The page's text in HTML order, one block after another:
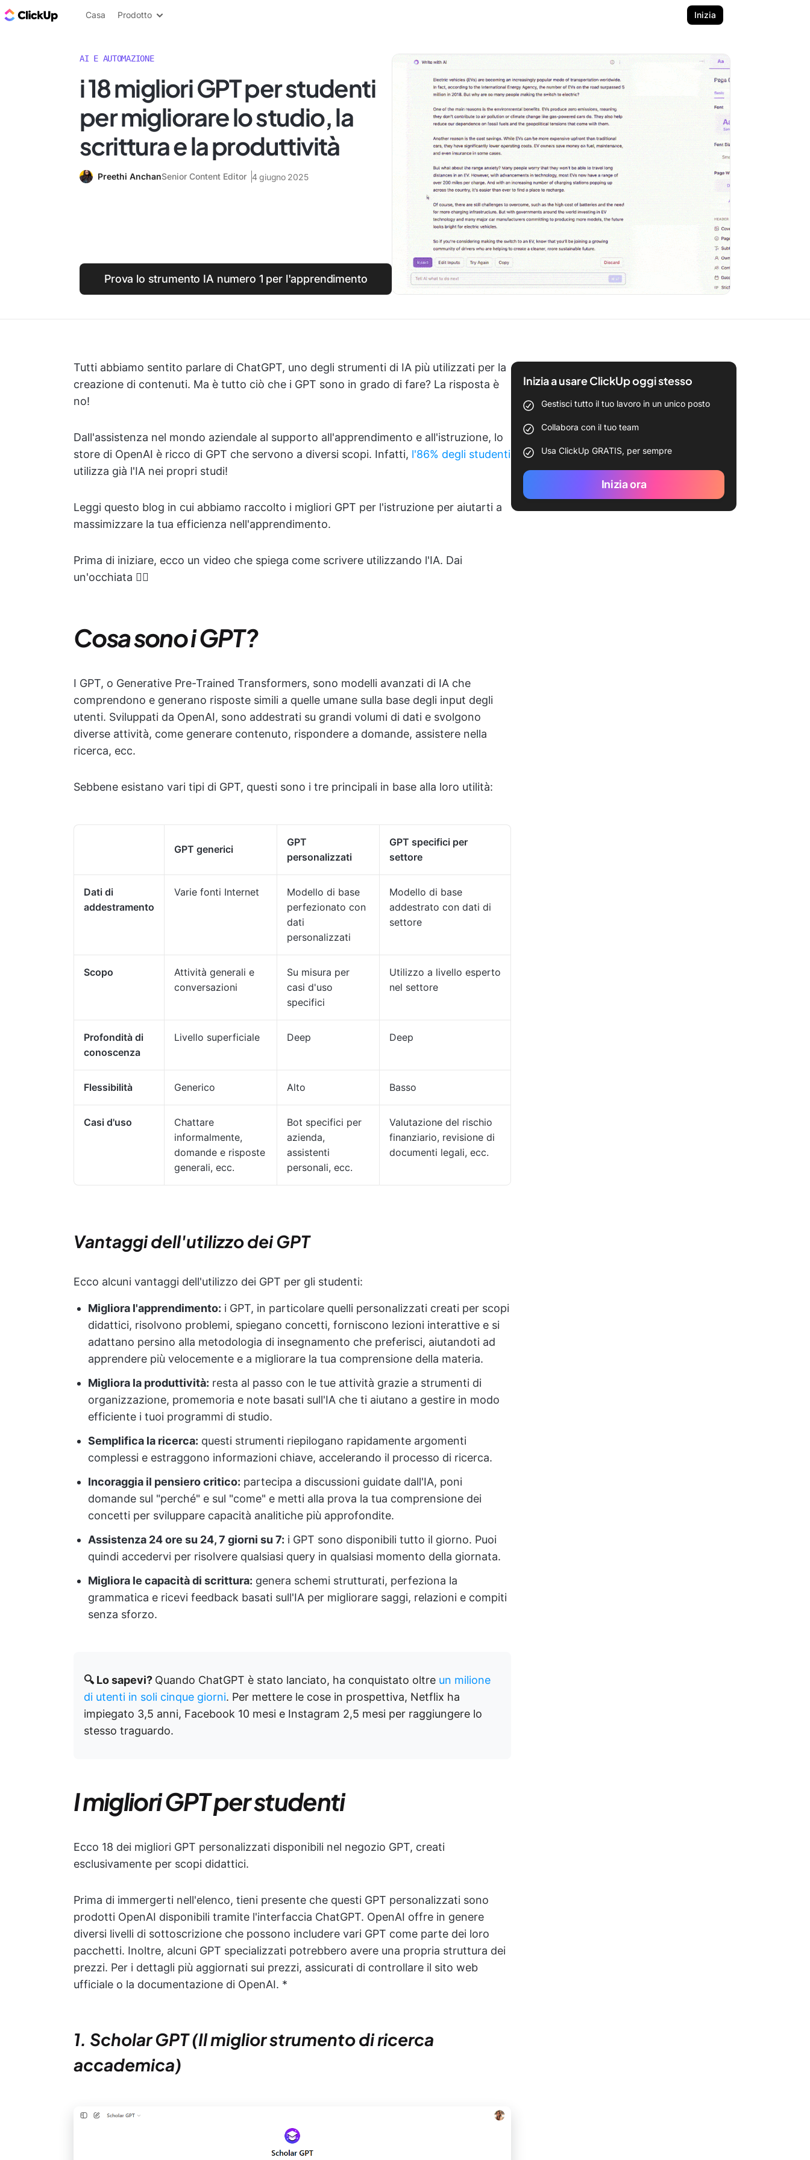
Blog di ClickUp
Casa Prodotto Inizia
AI E AUTOMAZIONE
i 18 migliori GPT per studenti
per migliorare lo studio, la
scrittura e la produttività
Preethi AnchanSenior Content Editor 4 giugno 2025
Prova lo strumento IA numero 1 per l'apprendimento
Tutti abbiamo sentito parlare di ChatGPT, uno degli strumenti di IA più utilizzati per la
creazione di contenuti. Ma è tutto ciò che i GPT sono in grado di fare? La risposta è
no!
Dall'assistenza nel mondo aziendale al supporto all'apprendimento e all'istruzione, lo
store di OpenAI è ricco di GPT che servono a diversi scopi. Infatti, l'86% degli studenti
utilizza già l'IA nei propri studi!
Leggi questo blog in cui abbiamo raccolto i migliori GPT per l'istruzione per aiutarti a
massimizzare la tua efficienza nell'apprendimento.
Prima di iniziare, ecco un video che spiega come scrivere utilizzando l'IA. Dai
un'occhiata 👇🏻
Cosa sono i GPT?
I GPT, o Generative Pre-Trained Transformers, sono modelli avanzati di IA che
comprendono e generano risposte simili a quelle umane sulla base degli input degli
utenti. Sviluppati da OpenAI, sono addestrati su grandi volumi di dati e svolgono
diverse attività, come generare contenuto, rispondere a domande, assistere nella
ricerca, ecc.
Sebbene esistano vari tipi di GPT, questi sono i tre principali in base alla loro utilità:
GPT generici
GPT
personalizzati
GPT specifici per
settore
Dati di
addestramento
Varie fonti Internet
Modello di base
perfezionato con
dati
personalizzati
Modello di base
addestrato con dati di
settore
Scopo
Attività generali e
conversazioni
Su misura per
casi d'uso
specifici
Utilizzo a livello esperto
nel settore
Profondità di
conoscenza
Livello superficiale Deep Deep
Flessibilità Generico Alto Basso
Casi d'uso
Chattare
informalmente,
domande e risposte
generali, ecc.
Bot specifici per
azienda,
assistenti
personali, ecc.
Valutazione del rischio
finanziario, revisione di
documenti legali, ecc.
Vantaggi dell'utilizzo dei GPT
Ecco alcuni vantaggi dell'utilizzo dei GPT per gli studenti:
Migliora l'apprendimento: i GPT, in particolare quelli personalizzati creati per scopi
didattici, risolvono problemi, spiegano concetti, forniscono lezioni interattive e si
adattano persino alla metodologia di insegnamento che preferisci, aiutandoti ad
apprendere più velocemente e a migliorare la tua comprensione della materia.
Migliora la produttività: resta al passo con le tue attività grazie a strumenti di
organizzazione, promemoria e note basati sull'IA che ti aiutano a gestire in modo
efficiente i tuoi programmi di studio.
Semplifica la ricerca: questi strumenti riepilogano rapidamente argomenti
complessi e estraggono informazioni chiave, accelerando il processo di ricerca.
Incoraggia il pensiero critico: partecipa a discussioni guidate dall'IA, poni
domande sul "perché" e sul "come" e metti alla prova la tua comprensione dei
concetti per sviluppare capacità analitiche più approfondite.
Assistenza 24 ore su 24, 7 giorni su 7: i GPT sono disponibili tutto il giorno. Puoi
quindi accedervi per risolvere qualsiasi query in qualsiasi momento della giornata.
Migliora le capacità di scrittura: genera schemi strutturati, perfeziona la
grammatica e ricevi feedback basati sull'IA per migliorare saggi, relazioni e compiti
senza sforzo.
🔍 Lo sapevi? Quando ChatGPT è stato lanciato, ha conquistato oltre un milione
di utenti in soli cinque giorni. Per mettere le cose in prospettiva, Netflix ha
impiegato 3,5 anni, Facebook 10 mesi e Instagram 2,5 mesi per raggiungere lo
stesso traguardo.
I migliori GPT per studenti
Ecco 18 dei migliori GPT personalizzati disponibili nel negozio GPT, creati
esclusivamente per scopi didattici.
Prima di immergerti nell'elenco, tieni presente che questi GPT personalizzati sono
prodotti OpenAI disponibili tramite l'interfaccia ChatGPT. OpenAI offre in genere
diversi livelli di sottoscrizione che possono includere vari GPT come parte dei loro
pacchetti. Inoltre, alcuni GPT specializzati potrebbero avere una propria struttura dei
prezzi. Per i dettagli più aggiornati sui prezzi, assicurati di controllare il sito web
ufficiale o la documentazione di OpenAI. *
1. Scholar GPT (Il miglior strumento di ricerca
accademica)
Inizia a usare ClickUp oggi stesso
Gestisci tutto il tuo lavoro in un unico posto
Collabora con il tuo team
Usa ClickUp GRATIS, per sempre
Inizia ora